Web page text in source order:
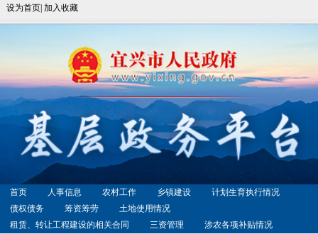
设为首页| 加入收藏
首页 人事信息 农村工作 乡镇建设
计划生育执行情况
债权债务
筹资筹劳
土地使用情况
租赁、转让工程建设的相关合同
三资管理 涉农各项补贴情况